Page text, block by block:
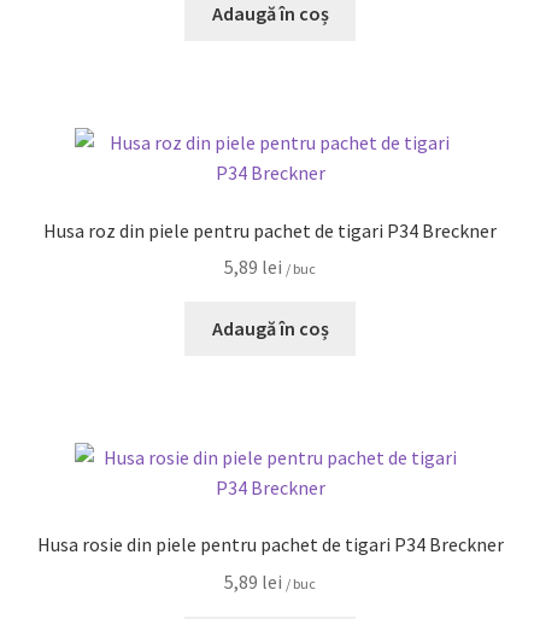
Adaugă în coș
Husa roz din piele pentru pachet de tigari P34 Breckner
5,89 lei / buc
Adaugă în coș
Husa rosie din piele pentru pachet de tigari P34 Breckner
5,89 lei / buc